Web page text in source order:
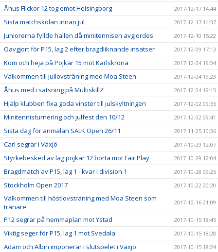
Åhus Flickor 12 tog emot Helsingborg 2017-12-17 14:44
Sista matchskolan innan jul 2017-12-17 14:37
Juniorerna fyllde hallen då minitennisen avgjordes 2017-12-10 15:22
Oavgjort för P15, lag 2 efter bragdliknande insatser 2017-12-09 17:13
Kom och heja på Pojkar 15 mot Karlskrona 2017-12-04 19:34
Välkommen till jullovsträning med Moa Steen 2017-12-04 19:23
Åhus med i satsning på MultiskillZ 2017-12-04 19:13
Hjälp klubben fixa goda vinster till julskyltningen 2017-12-02 09:55
Minitennisturnering och julfest den 10/12 2017-12-02 09:41
Sista dag för anmälan SALK Open 26/11 2017-11-25 10:36
Carl segrar i Växjö 2017-10-29 12:07
Styrkebesked av lag pojkar 12 borta mot Fair Play 2017-10-29 12:04
Bragdmatch av P15, lag 1 - kvar i division 1 2017-10-28 09:25
Stockholm Open 2017 2017-10-22 20:20
Välkommen till höstlovsträning med Moa Steen som
tränare
2017-10-16 21:09
P12 segrar på hemmaplan mot Ystad 2017-10-15 18:45
Viktig seger för P15, lag 1 mot Svedala 2017-10-15 18:28
Adam och Albin imponerar i slutspelet i Växjö 2017-10-15 18:24